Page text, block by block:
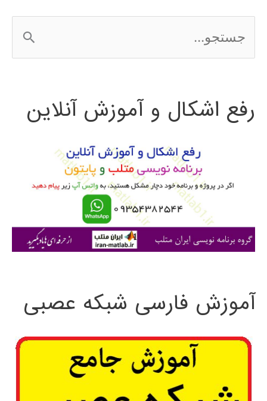
هوش
مصنوعی
س
ج
ی
رفع اشکال و آموزش آنلاین
آموزش فارسی شبکه عصبی